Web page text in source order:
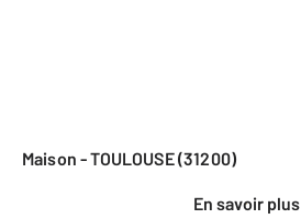
Maison - TOULOUSE (31200)
En savoir plus